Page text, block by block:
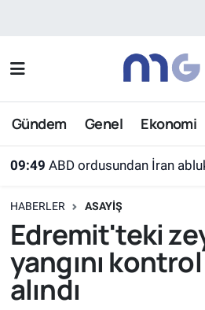
Gündem Genel Ekonomi
09:49 ABD ordusundan İran ablukası açıklaması:
HABERLER ASAYIŞ
Edremit'teki
yangını
alındı
Nöbetçi Eczaneler
Hava Durumu
Süper Lig Puan Durumu ve
Tüm Manşetler
Son Dakika Haberleri